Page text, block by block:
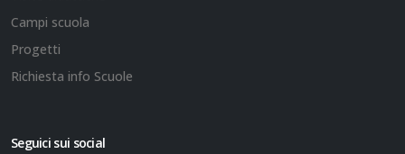
Campi scuola
Progetti
Richiesta info Scuole
Seguici sui social